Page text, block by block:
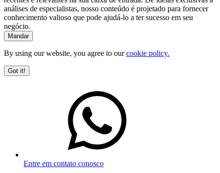
análises de especialistas, nosso conteúdo é projetado para fornecer
conhecimento valioso que pode ajudá-lo a ter sucesso em seu
negócio.
By using our website, you agree to ourcookie policy.
Got it!
Entre em contato conosco